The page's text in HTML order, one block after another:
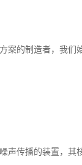
案的制造者，我
声传播的装置，其